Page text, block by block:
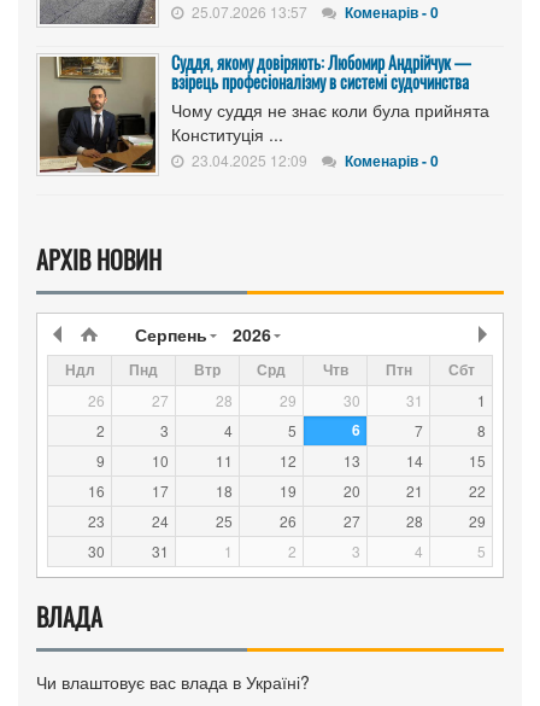
25.07.2026 13:57 Коменарів - 0
Суддя, якому довіряють: Любомир Андрійчук —
взірець професіоналізму в системі судочинства
Чому суддя не знає коли була прийнята
Конституція ...
23.04.2025 12:09 Коменарів - 0
АРХІВ НОВИН
Серпень 2026
Ндл Пнд Втр Срд Чтв Птн Сбт
26 27 28 29 30 31
1
2
3 4 5 6 7
8
9
10 11 12 13 14
15
16
17 18 19 20 21
22
23
24 25 26 27 28
29
30
31 1 2 3 4 5
ВЛАДА
Чи влаштовує вас влада в Україні?